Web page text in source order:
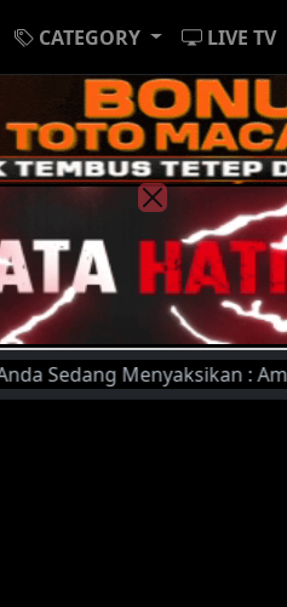
CATEGORY LIVE TV
Menyaksikan :